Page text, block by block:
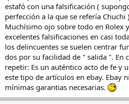
estafó con una falsificación (
perfección a la que se refería Chuchi
Muchísimo ojo sobre todo en Rolex
excelentes falsificaciones en casi
los delincuentes se suelen centrar
dos por su facilidad de " salida ". En
repetir: Es un auténtico acto de fe y
este tipo de artículos en ebay. Ebay
mínimas garantias necesarias.